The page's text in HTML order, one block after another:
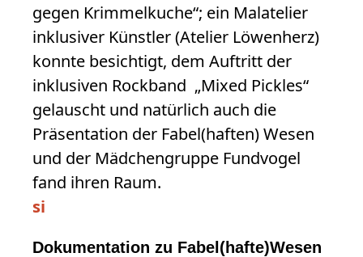
gegen Krimmelkuche“; ein Malatelier
inklusiver Künstler (Atelier Löwenherz)
konnte besichtigt, dem Auftritt der
inklusiven Rockband „Mixed Pickles“
gelauscht und natürlich auch die
Präsentation der Fabel(haften) Wesen
und der Mädchengruppe Fundvogel
fand ihren Raum.
si
Dokumentation zu Fabel(hafte)Wesen